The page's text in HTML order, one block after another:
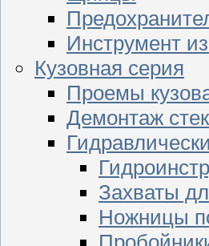
Инструмент
Кузовная серия
Проемы
Демонтаж
Захваты
Ножницы